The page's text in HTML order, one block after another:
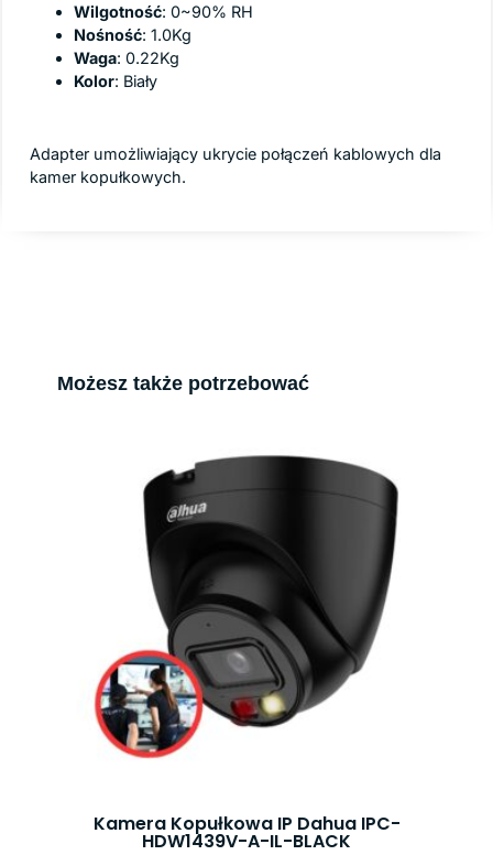
Wilgotność: 0~90% RH
Nośność: 1.0Kg
Waga: 0.22Kg
Kolor: Biały
Adapter umożliwiający ukrycie połączeń kablowych dla
kamer kopułkowych.
Możesz także potrzebować
Kamera Kopułkowa IP Dahua IPC-
HDW1439V-A-IL-BLACK